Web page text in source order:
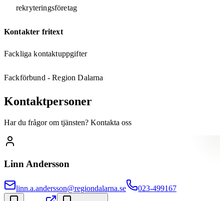
rekryteringsföretag
Kontakter fritext
Fackliga kontaktuppgifter
Fackförbund - Region Dalarna
Kontaktpersoner
Har du frågor om tjänsten? Kontakta oss
Linn Andersson
linn.a.andersson@regiondalarna.se
023-499167